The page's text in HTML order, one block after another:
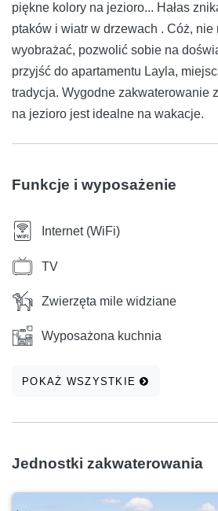
piękne kolory na jezioro... Hałas
ptaków i wiatr w drzewach . Cóż, nie
wyobrażać, pozwolić sobie na
przyjść do apartamentu Layla,
tradycja. Wygodne zakwaterowanie
na jezioro jest idealne na wakacje.
Funkcje i wyposażenie
Internet (WiFi)
TV
Zwierzęta mile widziane
Wyposażona kuchnia
POKAŻ WSZYSTKIE
Jednostki zakwaterowania